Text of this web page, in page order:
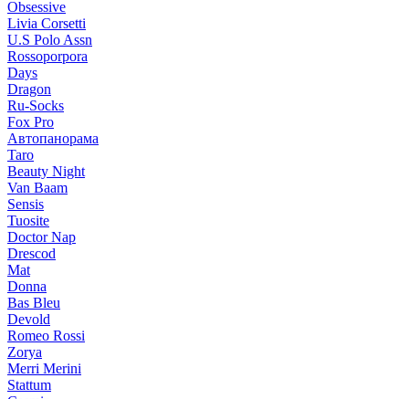
Obsessive
Livia Corsetti
U.S Polo Assn
Rossoporpora
Days
Dragon
Ru-Socks
Fox Pro
Автопанорама
Taro
Beauty Night
Van Baam
Sensis
Tuosite
Doctor Nap
Drescod
Mat
Donna
Bas Bleu
Devold
Romeo Rossi
Zorya
Merri Merini
Stattum